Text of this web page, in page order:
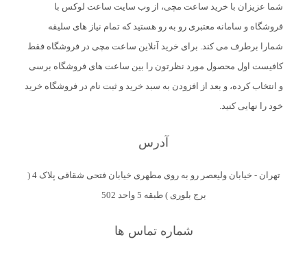
شما عزیزان با خرید ساعت مچی، از وب سایت ساعت لوکس با
فروشگاه و سامانه معتبری رو به رو هستید که تمام نیاز های سلیقه
شمارا برطرف می کند. برای خرید آنلاین ساعت مچی در فروشگاه فقط
کافیست اول محصول مورد نظرتون را بین ساعت های فروشگاه برسی
و انتخاب کرده، و بعد از افزودن به سبد خرید و ثبت نام در فروشگاه خرید
خود را نهایی کنید.
آدرس
تهران - خیابان ولیعصر رو به روی مطهری خیابان فتحی شقاقی پلاک 4 (
برج بلوری ) طبقه 5 واحد 502
شماره تماس ها